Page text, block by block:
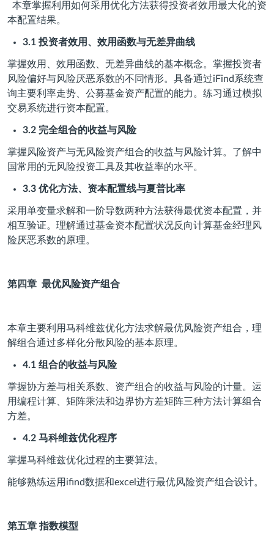
本章掌握利用如何采用优化方法获得投资者效用最大化的资
本配置结果。
3.1 投资者效用、效用函数与无差异曲线
掌握效用、效用函数、无差异曲线的基本概念。掌握投资者
风险偏好与风险厌恶系数的不同情形。具备通过iFind系统查
询主要利率走势、公募基金资产配置的能力。练习通过模拟
交易系统进行资本配置。
3.2 完全组合的收益与风险
掌握风险资产与无风险资产组合的收益与风险计算。了解中
国常用的无风险投资工具及其收益率的水平。
3.3 优化方法、资本配置线与夏普比率
采用单变量求解和一阶导数两种方法获得最优资本配置，并
相互验证。理解通过基金资本配置状况反向计算基金经理风
险厌恶系数的原理。
第四章 最优风险资产组合
本章主要利用马科维兹优化方法求解最优风险资产组合，理
解组合通过多样化分散风险的基本原理。
4.1 组合的收益与风险
掌握协方差与相关系数、资产组合的收益与风险的计量。运
用编程计算、矩阵乘法和边界协方差矩阵三种方法计算组合
方差。
4.2 马科维兹优化程序
掌握马科维兹优化过程的主要算法。
能够熟练运用ifind数据和excel进行最优风险资产组合设计。
第五章 指数模型